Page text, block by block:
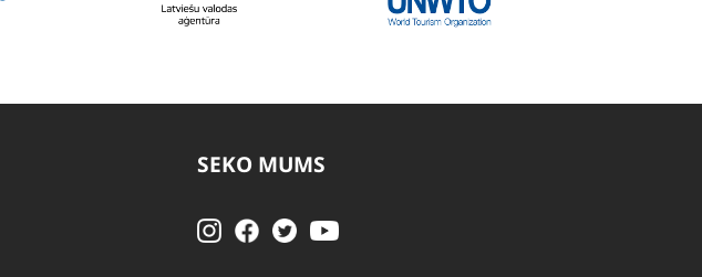
SEKO MUMS